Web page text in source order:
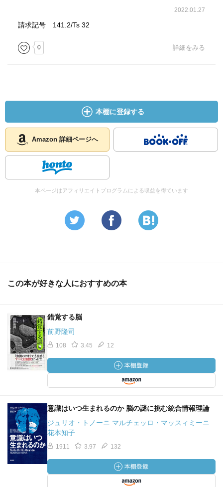
2022.01.27
請求記号 141.2/Ts 32
0 詳細をみる
本棚に登録する
Amazon 詳細ページへ
本ページはアフィリエイトプログラムによる収益を得ています
この本が好きな人におすすめの本
錯覚する脳
前野隆司
108 3.45 12
意識はいつ生まれるのか 脳の謎に挑む統合情報理論
ジュリオ・トノーニ マルチェッロ・マッスィミーニ
花本知子
1911 3.97 132